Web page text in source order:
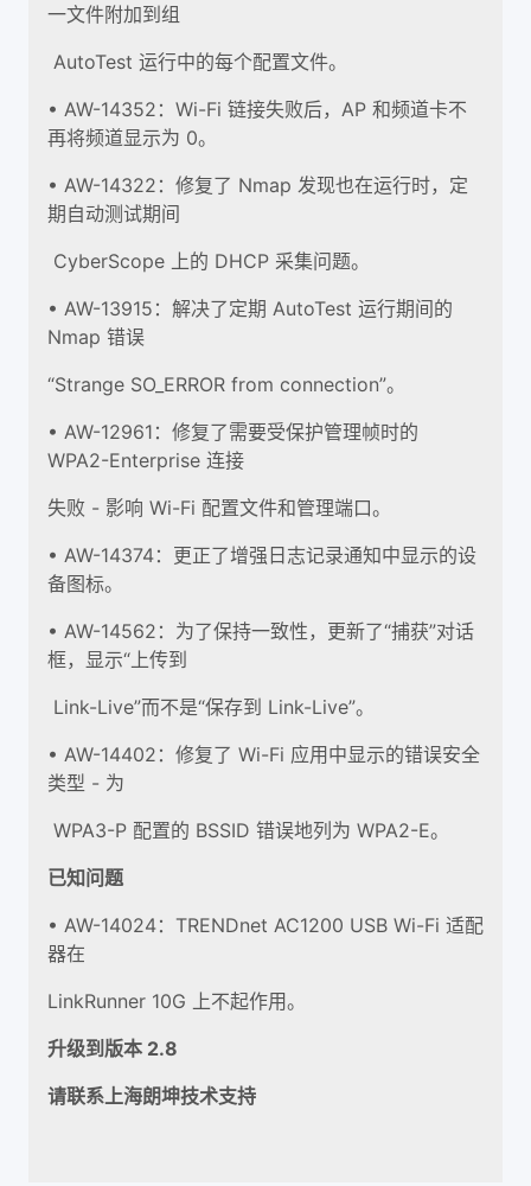
一文件附加到组
AutoTest 运行中的每个配置文件。
• AW-14352：Wi-Fi 链接失败后，AP 和频道卡不
再将频道显示为 0。
• AW-14322：修复了 Nmap 发现也在运行时，定
期自动测试期间
CyberScope 上的 DHCP 采集问题。
• AW-13915：解决了定期 AutoTest 运行期间的
Nmap 错误
“Strange SO_ERROR from connection”。
• AW-12961：修复了需要受保护管理帧时的
WPA2-Enterprise 连接
失败 - 影响 Wi-Fi 配置文件和管理端口。
• AW-14374：更正了增强日志记录通知中显示的设
备图标。
• AW-14562：为了保持一致性，更新了“捕获”对话
框，显示“上传到
Link-Live”而不是“保存到 Link-Live”。
• AW-14402：修复了 Wi-Fi 应用中显示的错误安全
类型 - 为
WPA3-P 配置的 BSSID 错误地列为 WPA2-E。
已知问题
• AW-14024：TRENDnet AC1200 USB Wi-Fi 适配
器在
LinkRunner 10G 上不起作用。
升级到版本 2.8
请联系上海朗坤技术支持